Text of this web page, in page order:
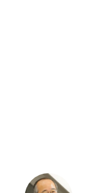
優れていたのでし